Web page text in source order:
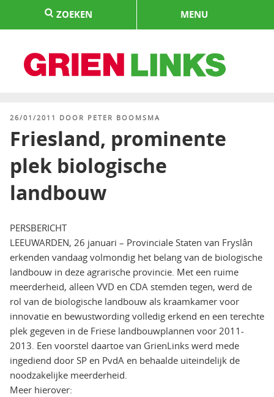
springen
ZOEKEN MENU
GEPLAATST
26/01/2011 DOOR PETER BOOMSMA
Friesland, prominente
plek biologische
landbouw
PERSBERICHT
LEEUWARDEN, 26 januari – Provinciale Staten van Fryslân
erkenden vandaag volmondig het belang van de biologische
landbouw in deze agrarische provincie. Met een ruime
meerderheid, alleen VVD en CDA stemden tegen, werd de
rol van de biologische landbouw als kraamkamer voor
innovatie en bewustwording volledig erkend en een terechte
plek gegeven in de Friese landbouwplannen voor 2011-
2013. Een voorstel daartoe van GrienLinks werd mede
ingediend door SP en PvdA en behaalde uiteindelijk de
noodzakelijke meerderheid.
Meer hierover: